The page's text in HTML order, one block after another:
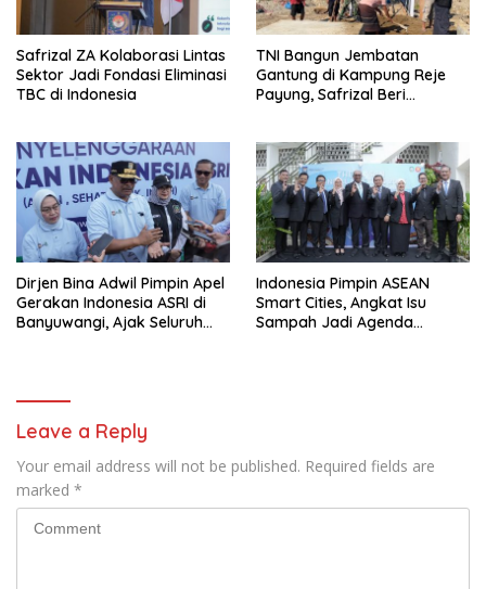
Safrizal ZA Kolaborasi Lintas
Sektor Jadi Fondasi Eliminasi
TBC di Indonesia
TNI Bangun Jembatan
Gantung di Kampung Reje
Payung, Safrizal Beri
Dirjen Bina Adwil Pimpin Apel
Gerakan Indonesia ASRI di
Banyuwangi, Ajak Seluruh
Indonesia Pimpin ASEAN
Smart Cities, Angkat Isu
Sampah Jadi Agenda
Leave a Reply
Your email address will not be published. Required fields are
marked *